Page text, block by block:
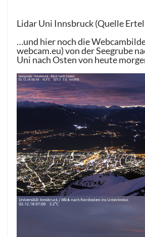
Lidar Uni Innsbruck (Quelle
…und hier noch die
webcam.eu) von der Seegrube
Uni nach Osten von heute